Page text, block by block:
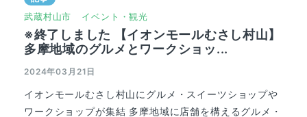
武蔵村山市 イベント・観光
※終了しました 【イオンモールむさし村山】
多摩地域のグルメとワークショッ...
2024年03月21日
イオンモールむさし村山にグルメ・スイーツショップや
ワークショップが集結 多摩地域に店舗を構えるグルメ・